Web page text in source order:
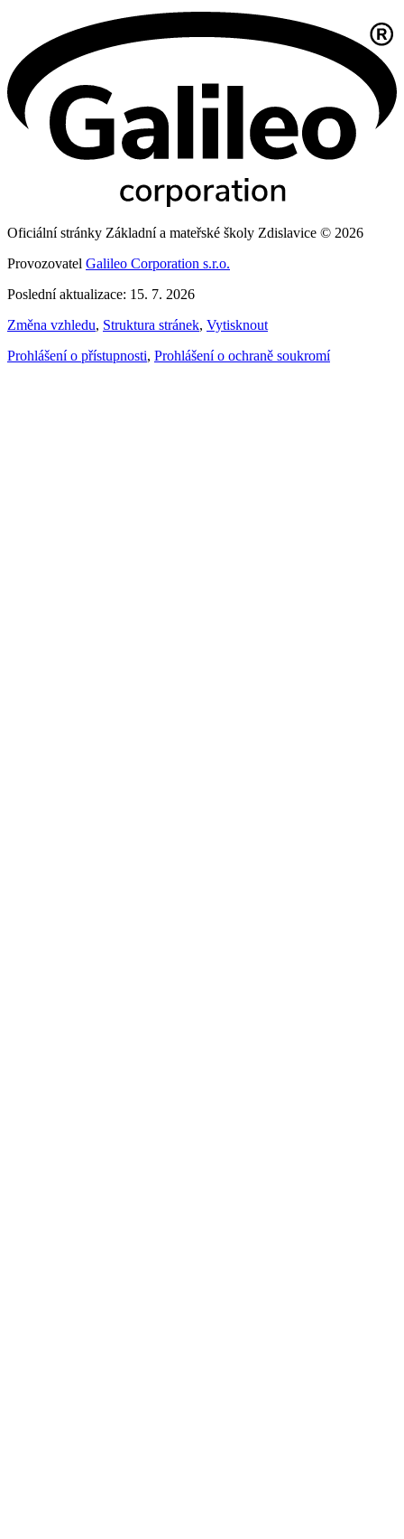
Oficiální stránky Základní a mateřské školy Zdislavice © 2026
Provozovatel Galileo Corporation s.r.o.
Poslední aktualizace: 15. 7. 2026
Změna vzhledu, Struktura stránek, Vytisknout
Prohlášení o přístupnosti, Prohlášení o ochraně soukromí